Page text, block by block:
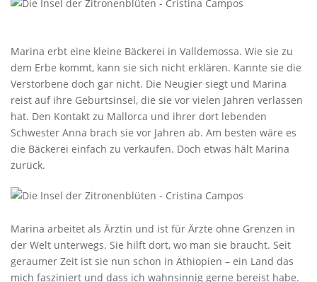
Marina erbt eine kleine Bäckerei in Valldemossa. Wie sie zu
dem Erbe kommt, kann sie sich nicht erklären. Kannte sie die
Verstorbene doch gar nicht. Die Neugier siegt und Marina
reist auf ihre Geburtsinsel, die sie vor vielen Jahren verlassen
hat. Den Kontakt zu Mallorca und ihrer dort lebenden
Schwester Anna brach sie vor Jahren ab. Am besten wäre es
die Bäckerei einfach zu verkaufen. Doch etwas hält Marina
zurück.
Marina arbeitet als Ärztin und ist für Ärzte ohne Grenzen in
der Welt unterwegs. Sie hilft dort, wo man sie braucht. Seit
geraumer Zeit ist sie nun schon in Äthiopien – ein Land das
mich fasziniert und dass ich wahnsinnig gerne bereist habe.